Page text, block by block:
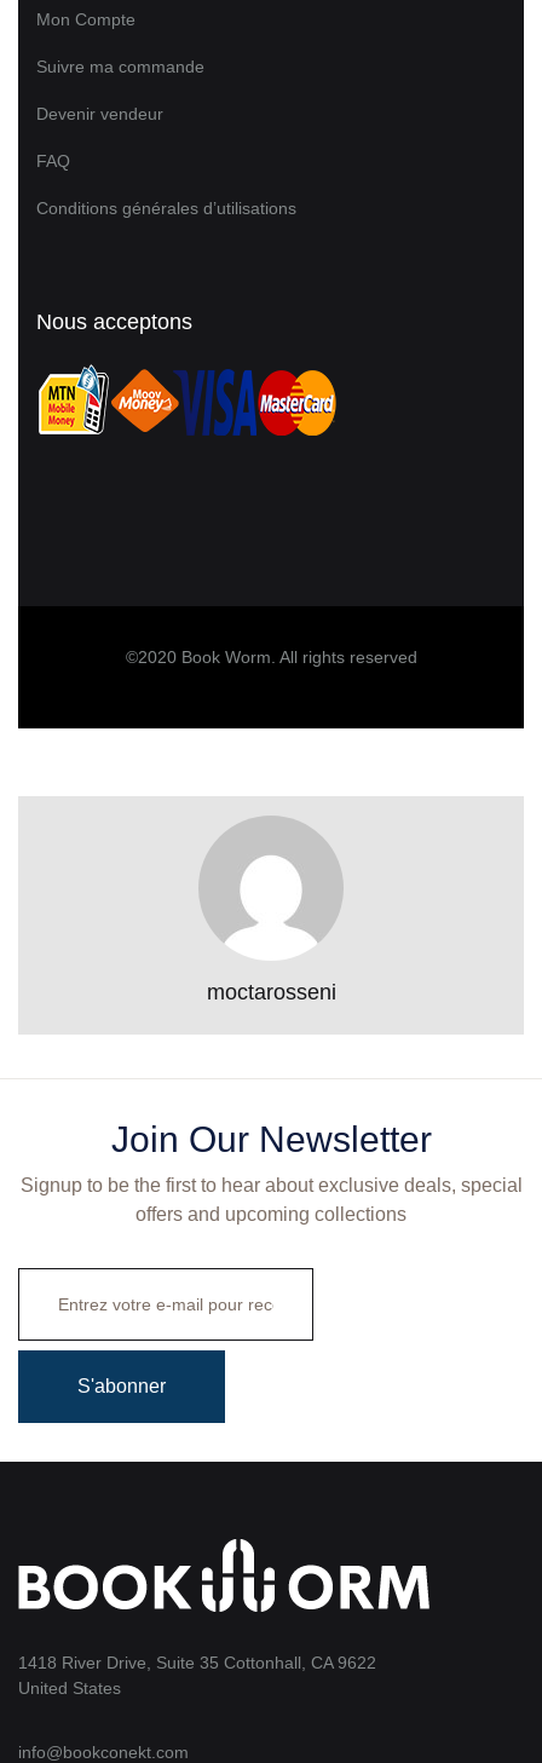
Mon Compte
Suivre ma commande
Devenir vendeur
FAQ
Conditions générales d’utilisations
Nous acceptons
©2020 Book Worm. All rights reserved
moctarosseni
Join Our Newsletter
Signup to be the first to hear about exclusive deals, special
offers and upcoming collections
S'abonner
1418 River Drive, Suite 35 Cottonhall, CA 9622
United States
info@bookconekt.com